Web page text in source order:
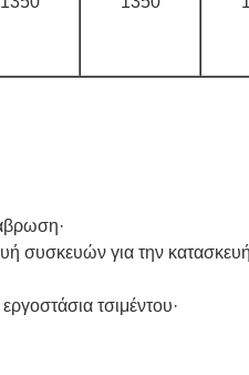
συσκευών για την
τσιμέντου·